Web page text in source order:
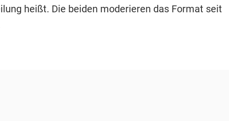
heißt. Die beiden moderieren das Format seit